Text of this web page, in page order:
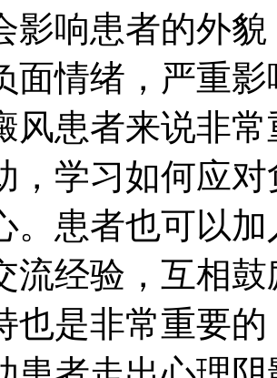
影响患者的外
面情绪，严重
风患者来说非
，学习如何应
。患者也可以
流经验，互相
也是非常重要